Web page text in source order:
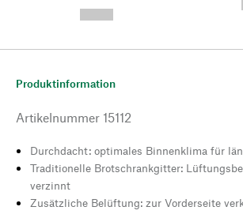
Produktinformation
Artikelnummer 15112
Durchdacht: optimales Binnenklima für
Traditionelle Brotschrankgitter:
verzinnt
Zusätzliche Belüftung: zur Vorderseite